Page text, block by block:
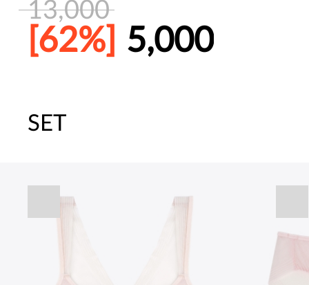
13,000
[62%] 5,000
주말특가 20%(8.7~8.9)/5만원 이
[썸머블프] 2만원 할인 쿠폰(8.1~31)
SET